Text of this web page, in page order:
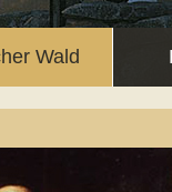
Wald